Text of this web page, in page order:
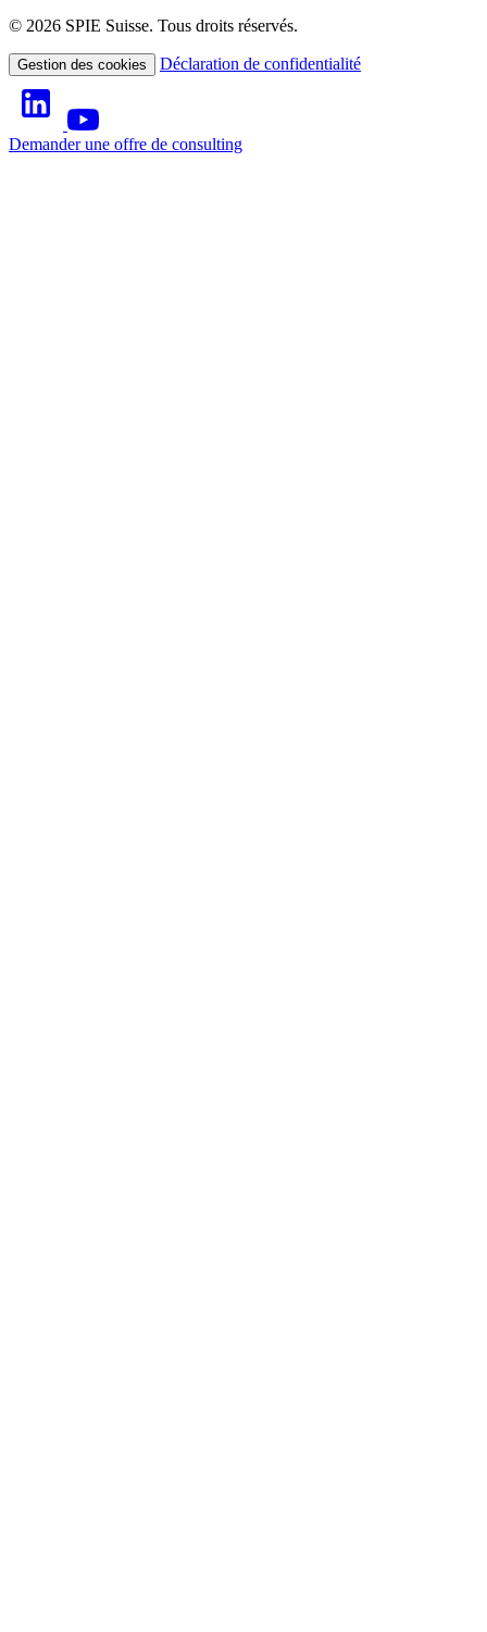
© 2026 SPIE Suisse. Tous droits réservés.
Gestion des cookies Déclaration de confidentialité
Demander une offre de consulting